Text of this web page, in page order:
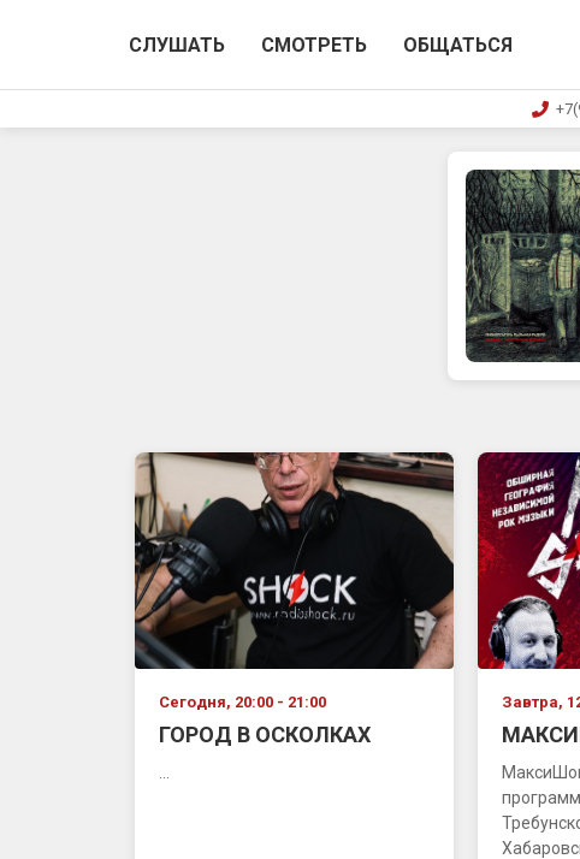
СЛУШАТЬ СМОТРЕТЬ ОБЩАТЬСЯ
Сегодня, 20:00 - 21:00
ГОРОД В ОСКОЛКАХ
Завтра,